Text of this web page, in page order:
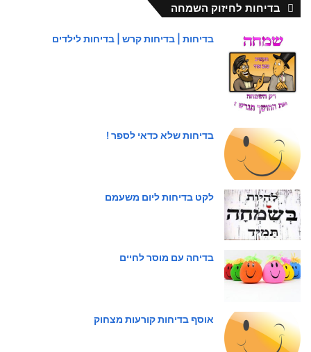
בדיחות לחיזוק השמחה
בדיחות | בדיחות קרש | בדיחות לילדים
בדיחות שלא כדאי לספר !
לקט בדיחות ליום משעמם
בדיחה עם מוסר לחיים
אוסף בדיחות קורעות מצחוק